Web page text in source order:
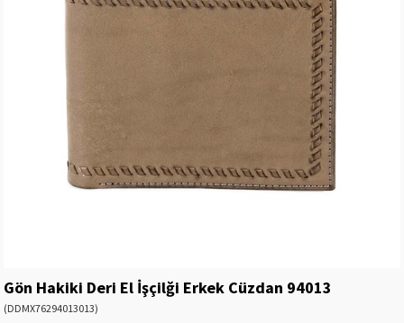
Gön Hakiki Deri El İşçilği Erkek Cüzdan 94013
(DDMX76294013013)